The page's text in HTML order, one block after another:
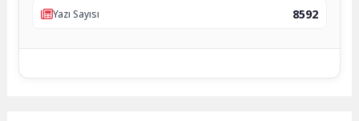
Yazı Sayısı
8592